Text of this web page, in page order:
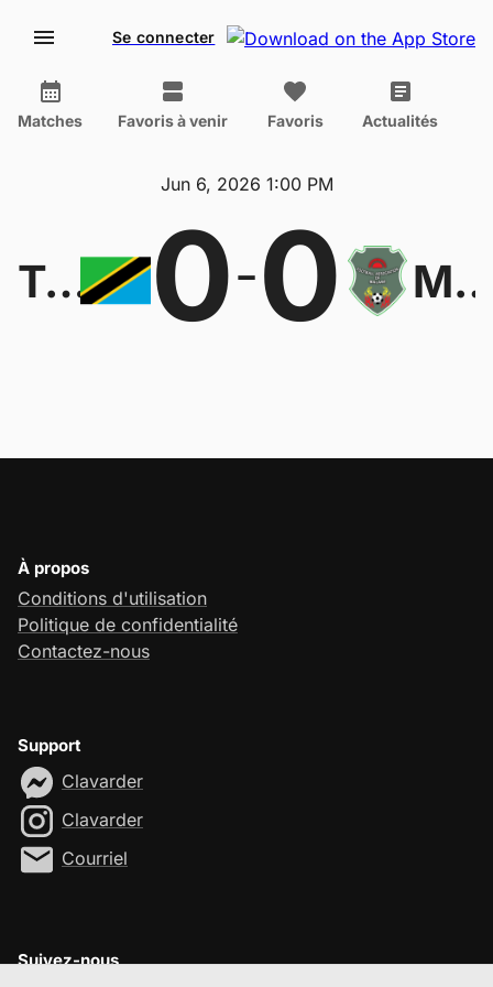
Se connecter
Matches Favoris à venir Favoris Actualités
Jun 6, 2026 1:00 PM
Tanzania W 0-0
À propos
Conditions d'utilisation
Politique de confidentialité
Contactez-nous
Support
Clavarder
Clavarder
Courriel
Suivez-nous